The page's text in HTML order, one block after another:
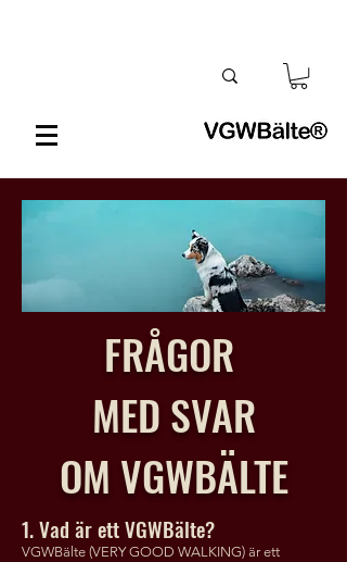
FRÅGOR
MED SVAR
OM VGWBÄLTE
1. Vad är ett VGWBälte?
VGWBälte (VERY GOOD WALKING) är ett